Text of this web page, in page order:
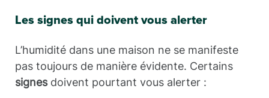
Les signes qui doivent vous alerter
L’humidité dans une maison ne se manifeste
pas toujours de manière évidente. Certains
signesdoivent pourtant vous alerter :